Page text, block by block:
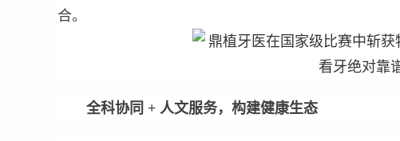
合。
全科协同 + 人文服务，构建健康生态